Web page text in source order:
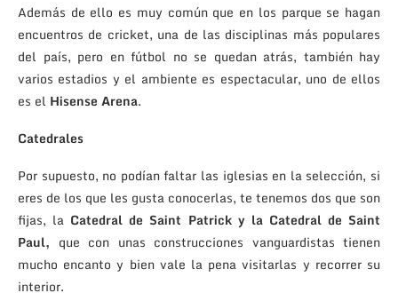
Además de ello es muy común que en los parque se hagan
encuentros de cricket, una de las disciplinas más populares
del país, pero en fútbol no se quedan atrás, también hay
varios estadios y el ambiente es espectacular, uno de ellos
es el Hisense Arena.
Catedrales
Por supuesto, no podían faltar las iglesias en la selección, si
eres de los que les gusta conocerlas, te tenemos dos que son
fijas, la Catedral de Saint Patrick y la Catedral de Saint
Paul, que con unas construcciones vanguardistas tienen
mucho encanto y bien vale la pena visitarlas y recorrer su
interior.